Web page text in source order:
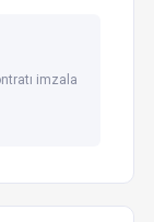
imzala